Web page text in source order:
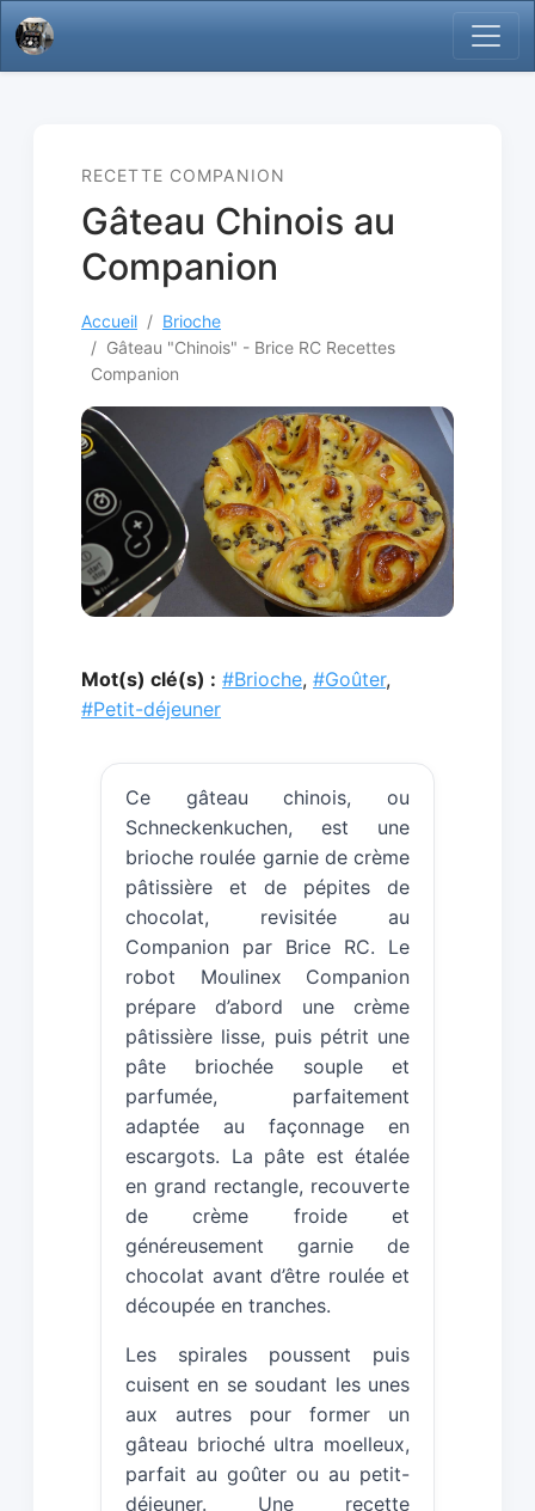
RECETTE COMPANION
Gâteau Chinois au
Companion
Accueil
Brioche
Gâteau "Chinois" - Brice RC Recettes
Companion
Mot(s) clé(s) : #Brioche, #Goûter,
#Petit-déjeuner
Ce gâteau chinois, ou
Schneckenkuchen, est une
brioche roulée garnie de crème
pâtissière et de pépites de
chocolat, revisitée au
Companion par Brice RC. Le
robot Moulinex Companion
prépare d’abord une crème
pâtissière lisse, puis pétrit une
pâte briochée souple et
parfumée, parfaitement
adaptée au façonnage en
escargots. La pâte est étalée
en grand rectangle, recouverte
de crème froide et
généreusement garnie de
chocolat avant d’être roulée et
découpée en tranches.
Les spirales poussent puis
cuisent en se soudant les unes
aux autres pour former un
gâteau brioché ultra moelleux,
parfait au goûter ou au petit-
déjeuner. Une recette